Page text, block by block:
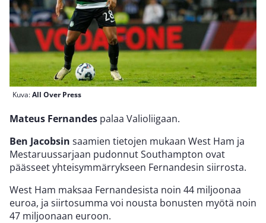
Kuva:All Over Press
Mateus Fernandes palaa Valioliigaan.
Ben Jacobsin saamien tietojen mukaan West Ham ja
Mestaruussarjaan pudonnut Southampton ovat
päässeet yhteisymmärrykseen Fernandesin siirrosta.
West Ham maksaa Fernandesista noin 44 miljoonaa
euroa, ja siirtosumma voi nousta bonusten myötä noin
47 miljoonaan euroon.